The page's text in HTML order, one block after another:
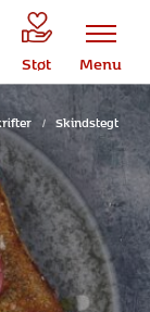
Støt Menu
/ Skindstegt